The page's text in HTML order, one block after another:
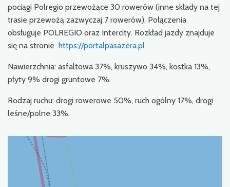
pociągi Polregio przewożące 30 rowerów (inne składy na tej
trasie przewożą zazwyczaj 7 rowerów). Połączenia
obsługuje POLREGIO oraz Intercity. Rozkład jazdy znajduje
się na stronie https://portalpasazera.pl
Nawierzchnia: asfaltowa 37%, kruszywo 34%, kostka 13%,
płyty 9% drogi gruntowe 7%.
Rodzaj ruchu: drogi rowerowe 50%, ruch ogólny 17%, drogi
leśne/polne 33%.